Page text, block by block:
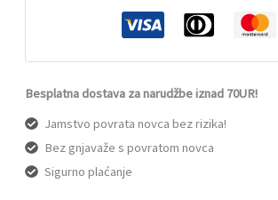
Besplatna dostava za narudžbe iznad 70UR!
Jamstvo povrata novca bez rizika!
Bez gnjavaže s povratom novca
Sigurno plaćanje